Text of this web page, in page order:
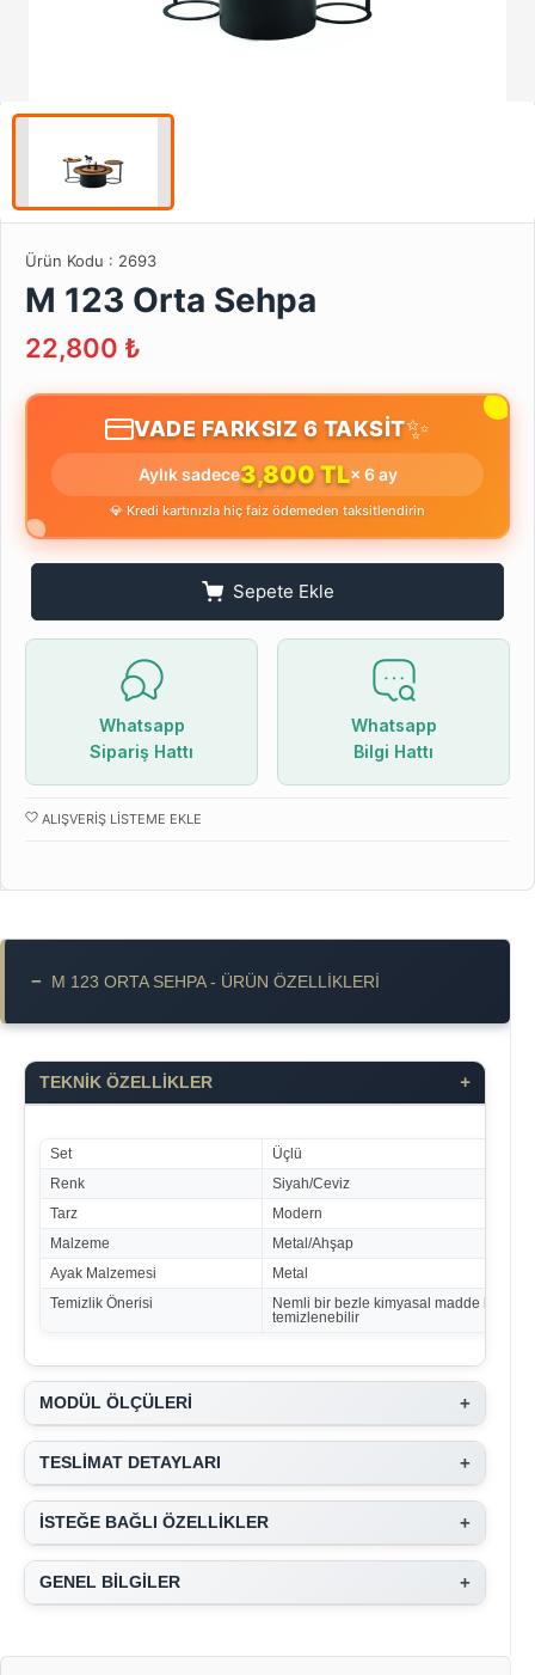
Ürün Kodu : 2693
M 123 Orta Sehpa
22,800 ₺
VADE FARKSIZ 6 TAKSİT✨
Aylık sadece3,800 TL× 6 ay
💎 Kredi kartınızla hiç faiz ödemeden taksitlendirin
Sepete Ekle
Whatsapp
Sipariş Hattı
Whatsapp
Bilgi Hattı
ALIŞVERIŞ LISTEME EKLE
− M 123 ORTA SEHPA - ÜRÜN ÖZELLIKLERI
TEKNİK ÖZELLİKLER +
Set
Üçlü
Renk
Siyah/Ceviz
Tarz
Modern
Malzeme
Metal/Ahşap
Ayak Malzemesi
Metal
Temizlik Önerisi
Nemli bir bezle kimyasal madde
temizlenebilir
MODÜL ÖLÇÜLERİ +
TESLİMAT DETAYLARI +
İSTEĞE BAĞLI ÖZELLİKLER +
GENEL BİLGİLER +